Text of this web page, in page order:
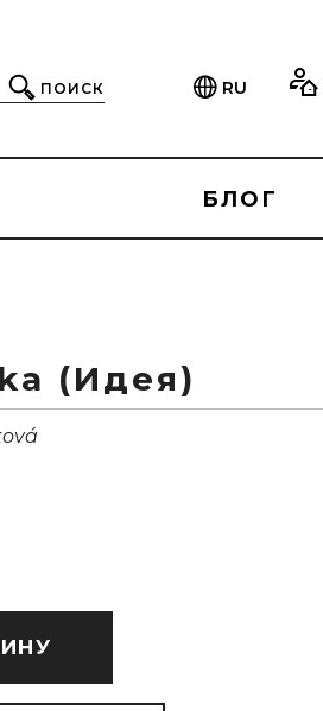
ПОИСК RU
БЛОГ
(Идея)